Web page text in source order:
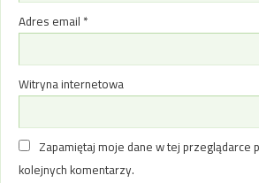
Adres email *
Witryna internetowa
Zapamiętaj moje dane w tej przeglądarce
kolejnych komentarzy.